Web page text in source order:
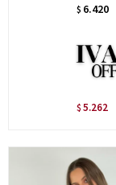
$ 6.420
$ 5.262